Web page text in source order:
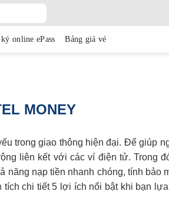
online ePass Bảng giá vé
MONEY
trong giao thông hiện đại. Để giúp
liên kết với các ví điện tử. Trong
nạp tiền nhanh chóng, tính bảo
chi tiết 5 lợi ích nổi bật khi bạn